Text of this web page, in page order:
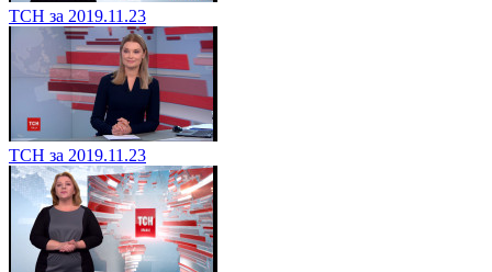
ТСН за 2019.11.23
ТСН за 2019.11.23